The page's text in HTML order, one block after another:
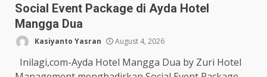
Social Event Package di Ayda Hotel
Mangga Dua
Kasiyanto Yasran August 4, 2026
Inilagi,com-Ayda Hotel Mangga Dua by Zuri Hotel